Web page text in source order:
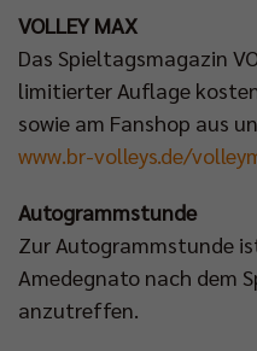
VOLLEY MAX
Das Spieltagsmagazin
limitierter Auflage
sowie am Fanshop aus
www.br-volleys.de/
Autogrammstunde
Zur Autogrammstunde
Amedegnato nach dem
anzutreffen.